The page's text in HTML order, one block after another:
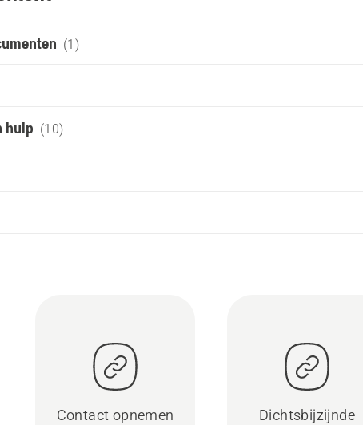
(1)
hulp (10)
Contact opnemen
Dichtsbijzijnde